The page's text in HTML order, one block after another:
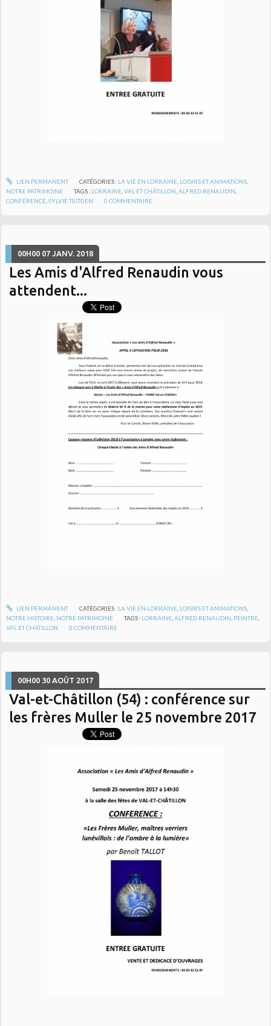
LIEN PERMANENT CATÉGORIES : LA VIE EN LORRAINE, LOISIRS ET ANIMATIONS,
NOTRE PATRIMOINE
TAGS : LORRAINE ,VAL ET CHÂTILLON ,ALFRED RENAUDIN
CONFÉRENCE ,SYLVIE TEITGEN 0 COMMENTAIRE
00H00 07 JANV. 2018
Les Amis d'Alfred Renaudin vous
attendent...
LIEN PERMANENT CATÉGORIES : LA VIE EN LORRAINE, LOISIRS ET ANIMATIONS,
NOTRE HISTOIRE NOTRE PATRIMOINE TAGS : LORRAINE ,ALFRED RENAUDIN PEINTRE
VAL ET CHATILLON
0 COMMENTAIRE
00H00 30 AOÛT 2017
Val-et-Châtillon (54) : conférence sur
les frères Muller le 25 novembre 2017